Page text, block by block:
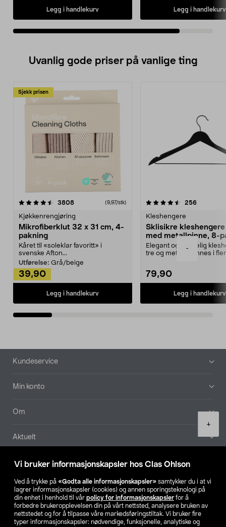
Vi bruker informasjonskapsler hos Clas Ohlson
Ved å trykke på «Godta alle informasjonskapsler» samtykker du i at vi
lagrer informasjonskapsler (cookies) og annen sporingsteknologi på
din enhet i henhold til vår policy for informasjonskapsler for å
forbedre brukeropplevelsen din på vårt nettsted, analysere bruken av
nettstedet og for å tilpasse våre markedsføringstiltak. Vi bruker fire
typer informasjonskapsler: nødvendige, funksjonelle, analytiske og
-
+
Legg i handlekurv Legg i handlekurv
Uvanlig gode priser på vanlige ting
Sjekk prisen
3808anmeldelser(9,97/stk)
Kjøkkenrengjøring
Mikrofiberklut 32 x 31 cm, 4-
pakning
Kåret til «soleklar favoritt» i
svenske Afton...
Utførelse: Grå/beige
39,90
Legg i handlekurv
4.5av 5 stjerner 256
Kleshengere
Sklisikre
med metallpinne, 8-
Elegant og skikkelig
tre og metall – finnes i
79,90
Legg i handlekurv
4.5av 5 stjerner
Bunntekst
Kundeservice
Min konto
Om
Aktuelt
Våre selskaper
Finn din butikk
SE NO FI